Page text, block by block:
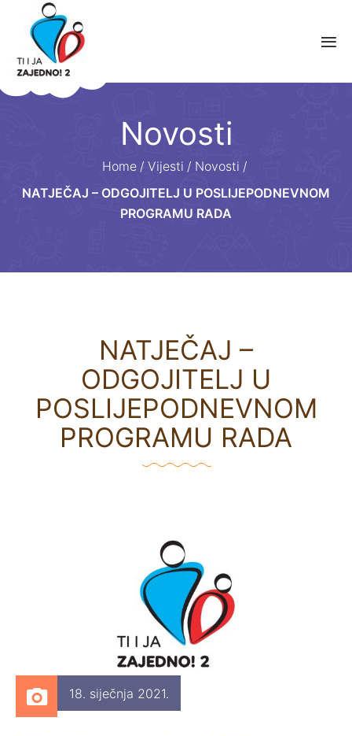
Novosti
Home / Vijesti / Novosti /
NATJEČAJ – ODGOJITELJ U POSLIJEPODNEVNOM
PROGRAMU RADA
NATJEČAJ –
ODGOJITELJ U
POSLIJEPODNEVNOM
PROGRAMU RADA
18. siječnja 2021.